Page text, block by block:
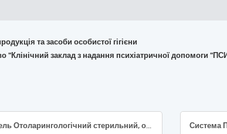
та засоби особистої гігієни
"Клінічний заклад з надання психіатричної допомоги
Шпатель Отоларингологічний стерильний, одноразовий, дерев'яний, не посилений (код НК 024:2023: 42461 Депресор язика оглядовий; НК 031:2024: V9001 - ШПАТЕЛІ ДЛЯ ЯЗИКА, ОДНОРАЗОВІ); Рукавички медичні оглядові: нестерильні, матеріал виготовлення: нітрил, без пудри, розмір (ДСТУ EN 455-2:2015): L (код НК 024:2023 56286 Рукавички оглядові/процедурні нітрилові необпудровані нестерильні, НК 031:2024 - T01020204 НІТРИЛОВІ РУКАВИЧКИ ДЛЯ ОГЛЯДУ / ТЕРАПІЇ); Набор гінекологічний: склад: дзеркало вагінальне : розмір M - 1 шт.,щіточка гінекологічна цервікальна : 1 шт., пелюшка гігієнічна : 1 шт., бахіли : 1 пара, рукавички медичні : розмір M - 1 пара, скло предметне : 2 шт. (НК 024:2023: 60644 - Набір для акушерських/ гінекологічних операцій, що не містить лікарських засобів, одноразового використання, НК 031:2024-U0899 - ГІНЕКОЛОГІЧНІ ВИРОБИ – ІНШЕ) за кодом ДК 021:2015 - 33140000-3 - Медичні матеріали (33141000-0 - Медичні матеріали нехімічні та гематологічні одноразового застосування)